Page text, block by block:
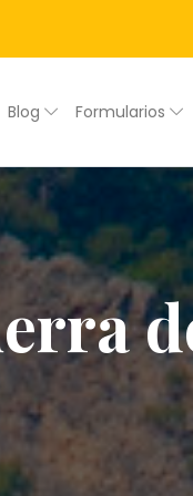
Blog Formularios